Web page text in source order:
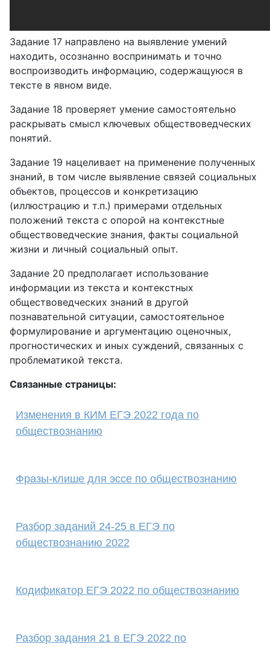
Задание 17 направлено на выявление умений
находить, осознанно воспринимать и точно
воспроизводить информацию, содержащуюся в
тексте в явном виде.
Задание 18 проверяет умение самостоятельно
раскрывать смысл ключевых обществоведческих
понятий.
Задание 19 нацеливает на применение полученных
знаний, в том числе выявление связей социальных
объектов, процессов и конкретизацию
(иллюстрацию и т.п.) примерами отдельных
положений текста с опорой на контекстные
обществоведческие знания, факты социальной
жизни и личный социальный опыт.
Задание 20 предполагает использование
информации из текста и контекстных
обществоведческих знаний в другой
познавательной ситуации, самостоятельное
формулирование и аргументацию оценочных,
прогностических и иных суждений, связанных с
проблематикой текста.
Связанные страницы:
Изменения в КИМ ЕГЭ 2022 года по
обществознанию
Фразы-клише для эссе по обществознанию
Разбор заданий 24-25 в ЕГЭ по
обществознанию 2022
Кодификатор ЕГЭ 2022 по обществознанию
Разбор задания 21 в ЕГЭ 2022 по